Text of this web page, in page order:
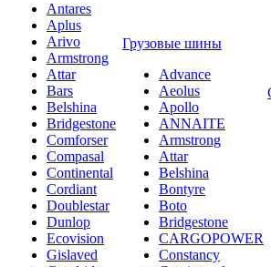
Antares
Aplus
Arivo
Armstrong
Attar
Bars
Belshina
Bridgestone
Comforser
Compasal
Continental
Cordiant
Doublestar
Dunlop
Ecovision
Gislaved
Грузовые шины
Advance
Aeolus
Apollo
ANNAITE
Armstrong
Attar
Belshina
Bontyre
Boto
Bridgestone
CARGOPOWER
Constancy